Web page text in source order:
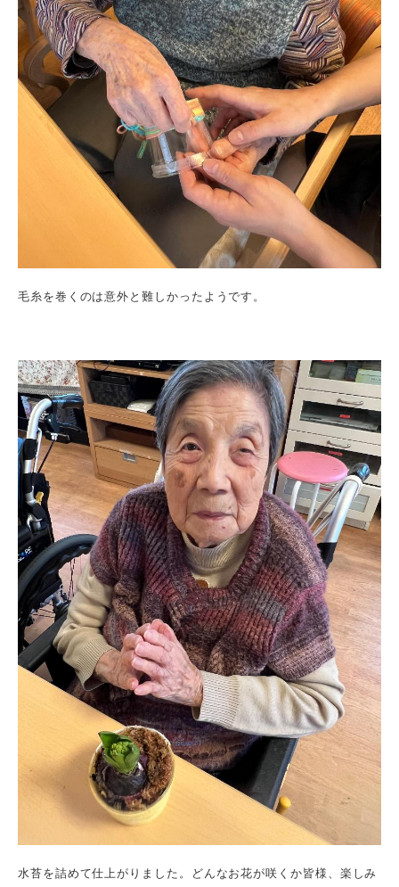
毛糸を巻くのは意外と難しかったようです。
水苔を詰めて仕上がりました。どんなお花が咲くか皆様、楽しみ